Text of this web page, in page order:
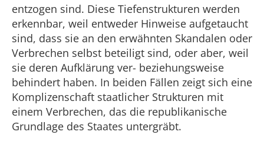
entzogen sind. Diese Tiefenstrukturen werden
erkennbar, weil entweder Hinweise aufgetaucht
sind, dass sie an den erwähnten Skandalen oder
Verbrechen selbst beteiligt sind, oder aber, weil
sie deren Aufklärung ver- beziehungsweise
behindert haben. In beiden Fällen zeigt sich eine
Komplizenschaft staatlicher Strukturen mit
einem Verbrechen, das die republikanische
Grundlage des Staates untergräbt.